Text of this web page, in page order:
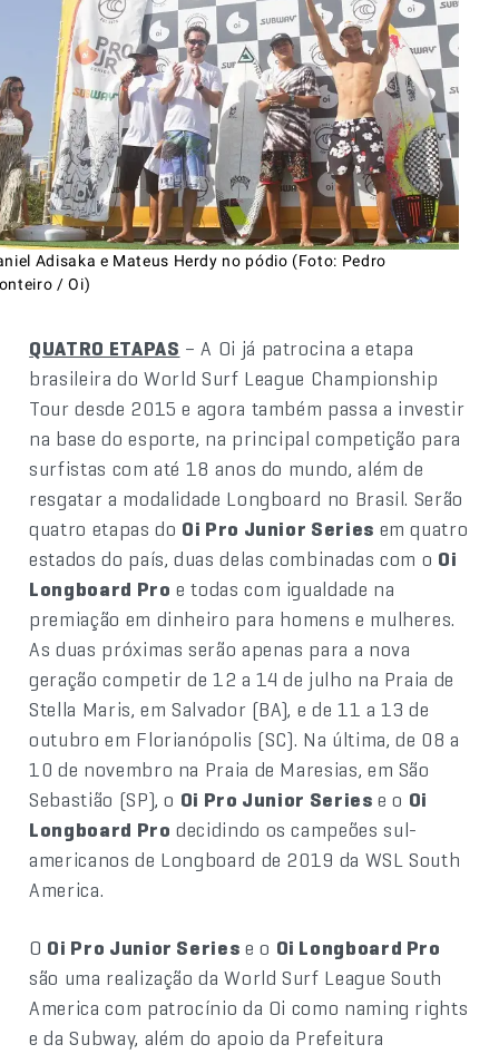
Adisaka e Mateus Herdy no pódio (Foto: Pedro
/ Oi)
QUATRO ETAPAS – A Oi já patrocina a etapa
brasileira do World Surf League Championship
Tour desde 2015 e agora também passa a investir
na base do esporte, na principal competição para
surfistas com até 18 anos do mundo, além de
resgatar a modalidade Longboard no Brasil. Serão
quatro etapas do Oi Pro Junior Series em quatro
estados do país, duas delas combinadas com o Oi
Longboard Pro e todas com igualdade na
premiação em dinheiro para homens e mulheres.
As duas próximas serão apenas para a nova
geração competir de 12 a 14 de julho na Praia de
Stella Maris, em Salvador (BA), e de 11 a 13 de
outubro em Florianópolis (SC). Na última, de 08 a
10 de novembro na Praia de Maresias, em São
Sebastião (SP), o Oi Pro Junior Series e o Oi
Longboard Pro decidindo os campeões sul-
americanos de Longboard de 2019 da WSL South
America.
O Oi Pro Junior Series e o Oi Longboard Pro
são uma realização da World Surf League South
America com patrocínio da Oi como naming rights
e da Subway, além do apoio da Prefeitura